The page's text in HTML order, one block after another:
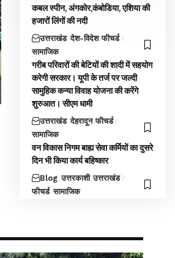
कबल स्पीन, अंगकोर,कंबोडिया, एशिया की
हजारों लिंगों की नदी
उत्तराखंड देश-विदेश फीचर्ड
सामाजिक
गरीब परिवारों की बेटियों की शादी में सहयोग
करेगी सरकार। यूपी के तर्ज पर जल्दी
सामुहिक कन्या विवाह योजना की करेंगे
शुरुआत। सीएम धामी
उत्तराखंड देहरादून फीचर्ड
सामाजिक
वन विकास निगम बाह्य सेवा कर्मियों का दुसरे
दिन भी किया कार्य बहिष्कार
Blog उत्तरकाशी उत्तराखंड
फीचर्ड सामाजिक